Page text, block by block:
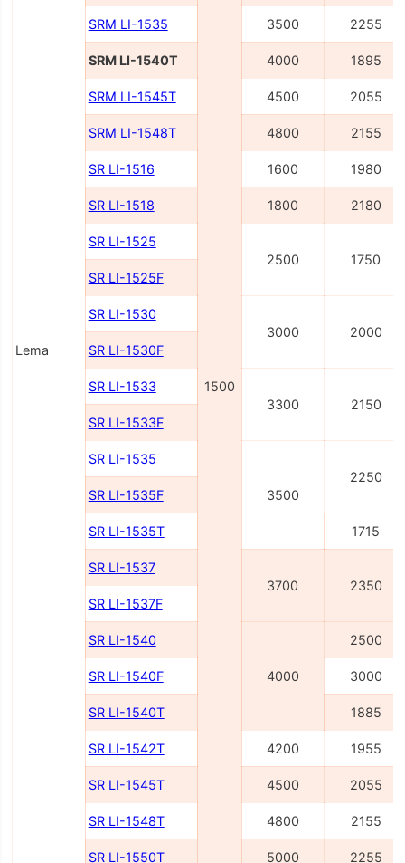
Lema
1500
SRM LI-1535 3500 2255
SRM LI-1540Т 4000 1895
SRM LI-1545Т 4500 2055
SRM LI-1548Т 4800 2155
SR LI-1516 1600 1980
SR LI-1518 1800 2180
SR LI-1525
2500
1750
SR LI-1525F
SR LI-1530
3000
2000
SR LI-1530F
SR LI-1533
3300
2150
SR LI-1533F
SR LI-1535
3500
2250
SR LI-1535F
SR LI-1535T 1715
SR LI-1537
3700
2350
SR LI-1537F
SR LI-1540
4000
2500
SR LI-1540F 3000
SR LI-1540Т 1885
SR LI-1542Т 4200 1955
SR LI-1545Т 4500 2055
SR LI-1548Т 4800 2155
SR LI-1550Т 5000 2255